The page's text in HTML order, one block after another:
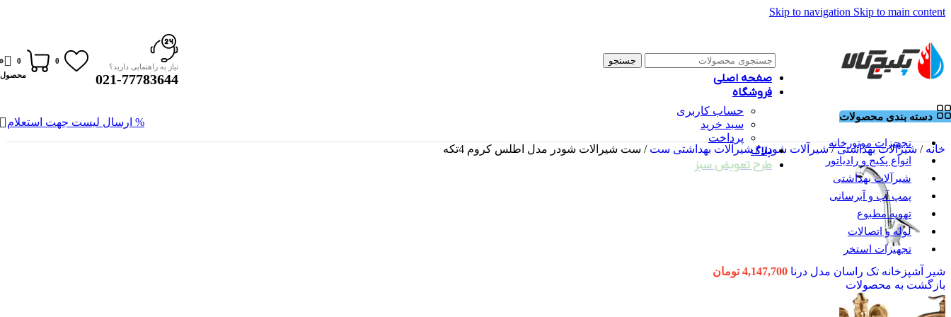
Skip to navigation Skip to main content
جستجو
نیاز به راهنمایی دارید؟
021-77783644
0
0
محصول
دسته بندی محصولات
تجهیزات موتورخانه
انواع پکیج و رادیاتور
شیرآلات بهداشتی
پمپ آب و آبرسانی
تهویه مطبوع
لوله و اتصالات
تجهیزات استخر
صفحه اصلی
فروشگاه
حساب کاربری
سبد خرید
پرداخت
بلاگ
طرح تعویض سبز
% ارسال لیست جهت استعلام
خانه/ شیرآلات بهداشتی/ شیرآلات شودر/ شیرآلات بهداشتی ست/ ست شیرالات شودر مدل اطلس کروم 4تکه
شیر آشپزخانه تک راسان مدل درنا 4,147,700 تومان
بازگشت به محصولات